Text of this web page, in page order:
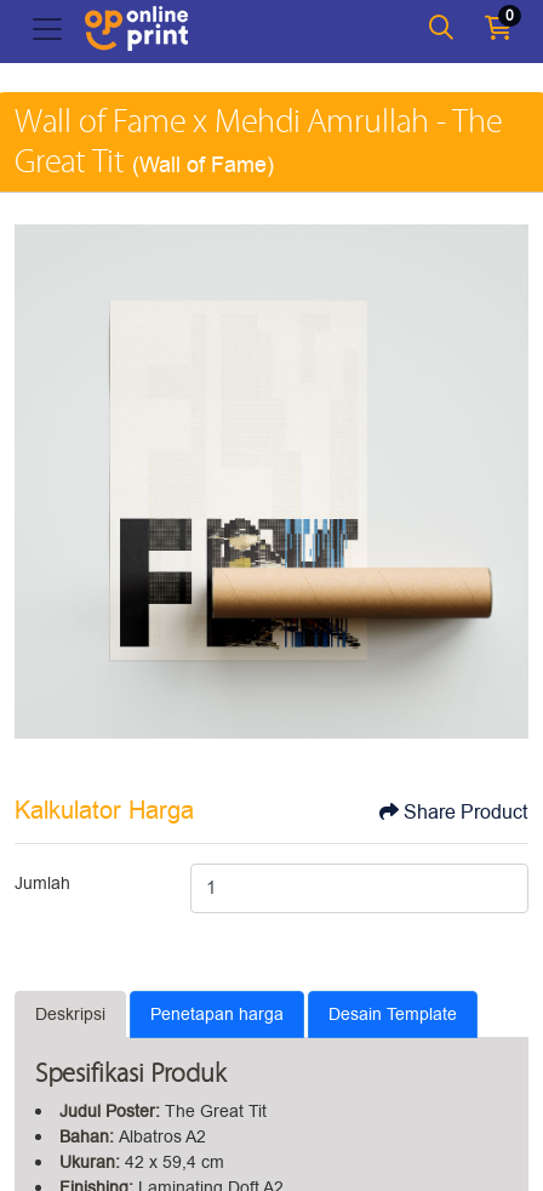
0
Wall of Fame x Mehdi Amrullah - The
Great Tit (Wall of Fame)
Kalkulator Harga Share Product
Jumlah
Deskripsi Penetapan harga Desain Template
Spesifikasi Produk
Judul Poster: The Great Tit
Bahan: Albatros A2
Ukuran: 42 x 59,4 cm